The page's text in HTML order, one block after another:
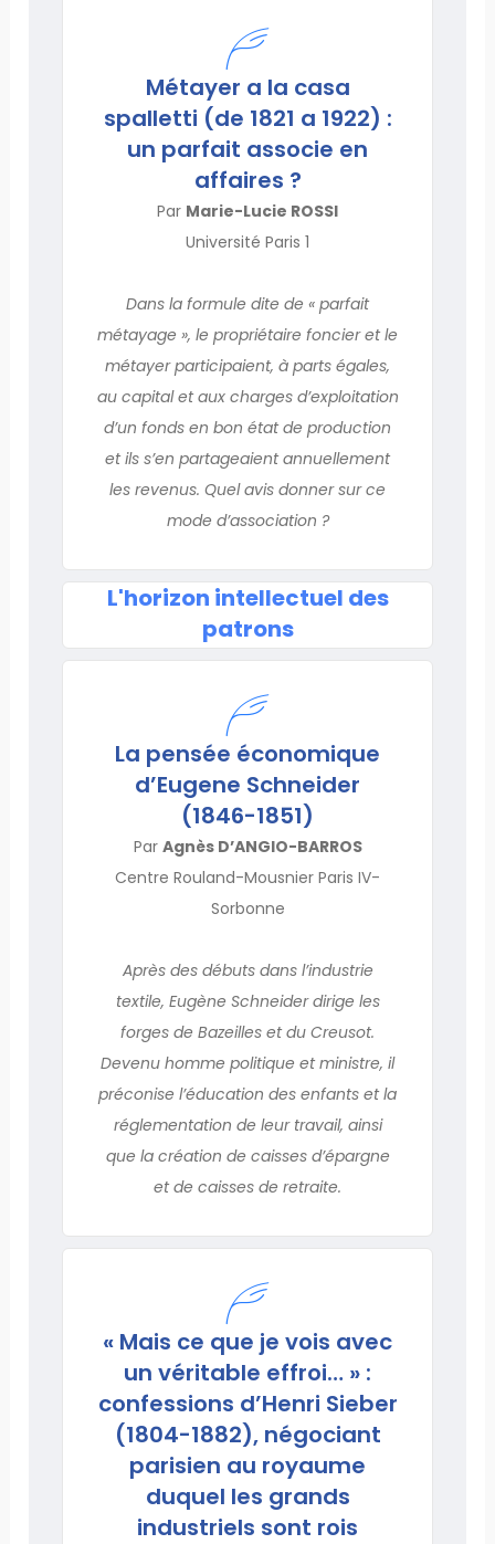
Métayer a la casa
spalletti (de 1821 a 1922) :
un parfait associe en
affaires ?
Par Marie-Lucie ROSSI
Université Paris 1
Dans la formule dite de « parfait
métayage », le propriétaire foncier et le
métayer participaient, à parts égales,
au capital et aux charges d’exploitation
d’un fonds en bon état de production
et ils s’en partageaient annuellement
les revenus. Quel avis donner sur ce
mode d’association ?
L'horizon intellectuel des
patrons
La pensée économique
d’Eugene Schneider
(1846-1851)
Par Agnès D’ANGIO-BARROS
Centre Rouland-Mousnier Paris IV-
Sorbonne
Après des débuts dans l’industrie
textile, Eugène Schneider dirige les
forges de Bazeilles et du Creusot.
Devenu homme politique et ministre, il
préconise l’éducation des enfants et la
réglementation de leur travail, ainsi
que la création de caisses d’épargne
et de caisses de retraite.
« Mais ce que je vois avec
un véritable effroi… » :
confessions d’Henri Sieber
(1804-1882), négociant
parisien au royaume
duquel les grands
industriels sont rois